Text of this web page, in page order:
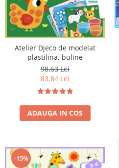
Atelier Djeco de modelat
plastilina, buline
98,63 Lei
83,84 Lei
ADAUGA IN COS
-15%